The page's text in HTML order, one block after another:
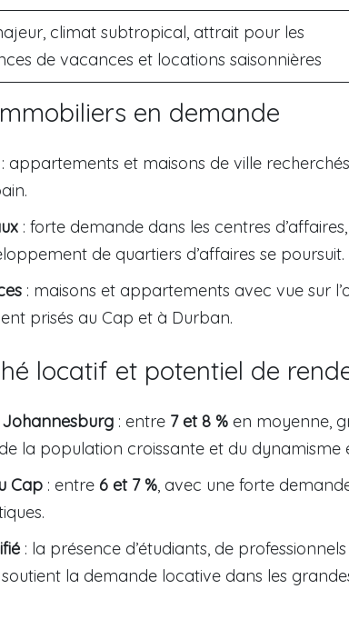
climat subtropical, attrait pour les
de vacances et locations saisonnières
en demande
: appartements et maisons de ville
: forte demande dans les centres
de quartiers d’affaires se poursuit.
: maisons et appartements avec vue sur
prisés au Cap et à Durban.
locatif et potentiel de
: entre 7 et 8 % en moyenne,
la population croissante et du dynamisme
Cap : entre 6 et 7 %, avec une forte
: la présence d’étudiants, de
la demande locative dans les